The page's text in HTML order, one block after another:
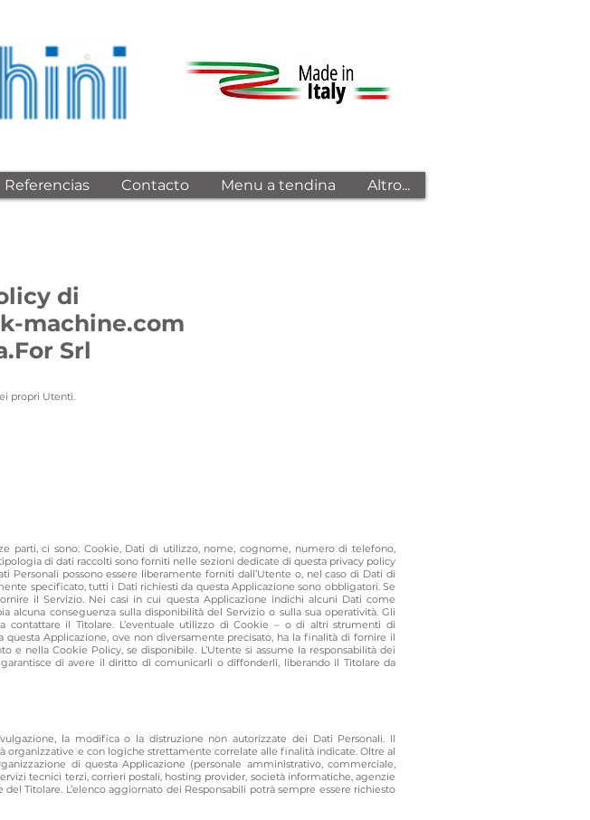
©
Referencias Contacto Menu a tendina Altro...
di
machine.com
Srl
propri Utenti.
parti, ci sono: Cookie, Dati di utilizzo, nome, cognome, numero di telefono,
di dati raccolti sono forniti nelle sezioni dedicate di questa privacy policy
possono essere liberamente forniti dall’Utente o, nel caso di Dati di
specificato, tutti i Dati richiesti da questa Applicazione sono obbligatori. Se
il Servizio. Nei casi in cui questa Applicazione indichi alcuni Dati come
conseguenza sulla disponibilità del Servizio o sulla sua operatività. Gli
il Titolare. L’eventuale utilizzo di Cookie – o di altri strumenti di
Applicazione, ove non diversamente precisato, ha la finalità di fornire il
nella Cookie Policy, se disponibile. L’Utente si assume la responsabilità dei
di avere il diritto di comunicarli o diffonderli, liberando il Titolare da
la modifica o la distruzione non autorizzate dei Dati Personali. Il
e con logiche strettamente correlate alle finalità indicate. Oltre al
di questa Applicazione (personale amministrativo, commerciale,
tecnici terzi, corrieri postali, hosting provider, società informatiche, agenzie
Titolare. L’elenco aggiornato dei Responsabili potrà sempre essere richiesto